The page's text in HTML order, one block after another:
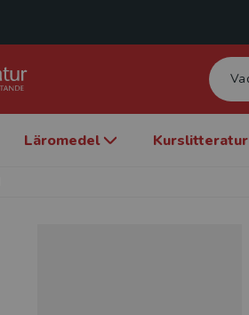
Läromedel Kurslitteratur